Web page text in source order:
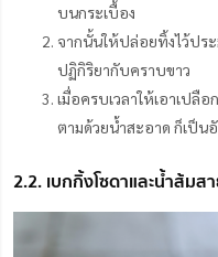
บนกระเบื้อง
จากนั้นให้ปล่อยทิ้งไว้ปร
ปฏิกิริยากับคราบขาว
เมื่อครบเวลาให้เอาเปลื
ตามด้วยน้ำสะอาด ก็เป็น
2.2. เบกกิ้งโซดาและน้ำส้มส